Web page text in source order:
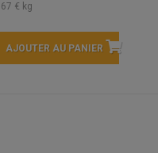
€ kg
AJOUTER AU PANIER